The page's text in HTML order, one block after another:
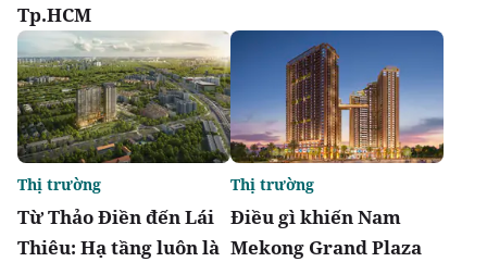
Tp.HCM
Từ Thảo Điền đến Lái
Thiêu: Hạ tầng luôn là
Thị trường
Điều gì khiến Nam
Mekong Grand Plaza
Thị trường